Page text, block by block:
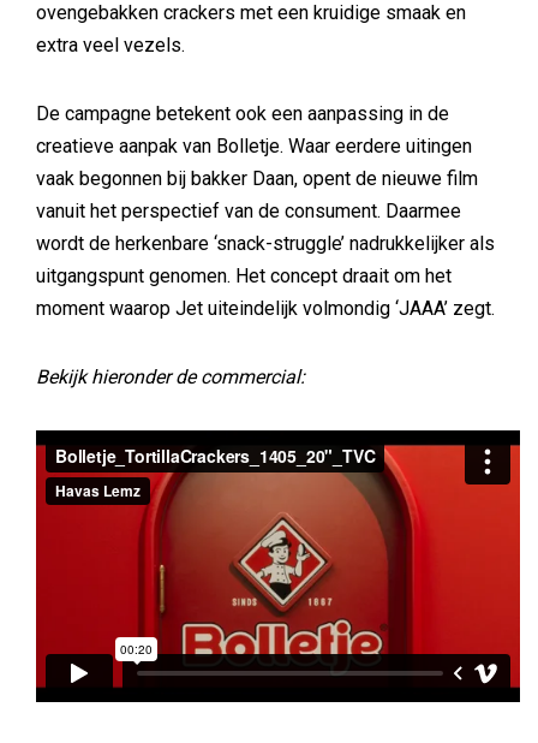
ovengebakken crackers met een kruidige smaak en
extra veel vezels.
De campagne betekent ook een aanpassing in de
creatieve aanpak van Bolletje. Waar eerdere uitingen
vaak begonnen bij bakker Daan, opent de nieuwe film
vanuit het perspectief van de consument. Daarmee
wordt de herkenbare ‘snack-struggle’ nadrukkelijker als
uitgangspunt genomen. Het concept draait om het
moment waarop Jet uiteindelijk volmondig ‘JAAA’ zegt.
Bekijk hieronder de commercial: